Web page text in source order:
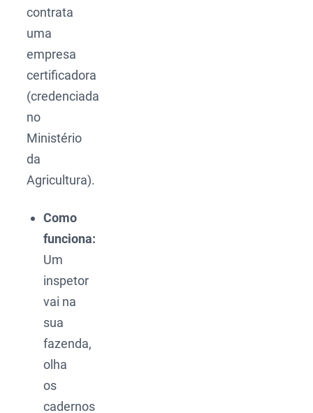
contrata
uma
empresa
certificadora
(credenciada
no
Ministério
da
Agricultura).
Como
funciona:
Um
inspetor
vai na
sua
fazenda,
olha
os
cadernos